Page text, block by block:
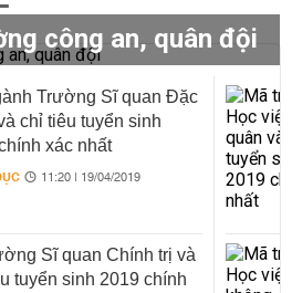
công an, quân đội
Trường Sĩ quan Đặc
chỉ tiêu tuyển sinh
xác nhất
11:20 | 19/04/2019
Sĩ quan Chính trị và
tuyển sinh 2019 chính